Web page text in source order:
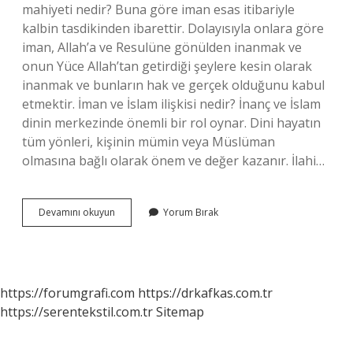
mahiyeti nedir? Buna göre iman esas itibariyle
kalbin tasdikinden ibarettir. Dolayısıyla onlara göre
iman, Allah’a ve Resulüne gönülden inanmak ve
onun Yüce Allah’tan getirdiği şeylere kesin olarak
inanmak ve bunların hak ve gerçek olduğunu kabul
etmektir. İman ve İslam ilişkisi nedir? İnanç ve İslam
dinin merkezinde önemli bir rol oynar. Dini hayatın
tüm yönleri, kişinin mümin veya Müslüman
olmasına bağlı olarak önem ve değer kazanır. İlahi…
Devamını okuyun
Inancında
Yorum Bırak
https://forumgrafi.com https://drkafkas.com.tr
https://serentekstil.com.trSitemap